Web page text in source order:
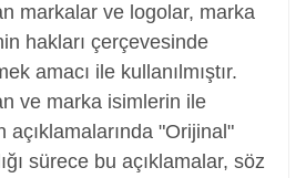
markalar ve logolar, marka
hakları çerçevesinde
amacı ile kullanılmıştır.
ve marka isimlerin ile
açıklamalarında "Orijinal"
sürece bu açıklamalar, söz